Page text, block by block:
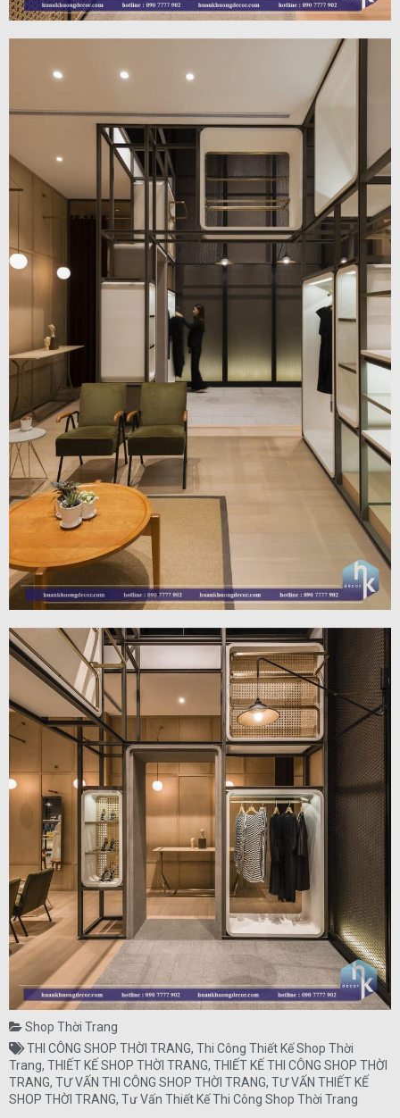
Shop Thời Trang
THI CÔNG SHOP THỜI TRANG, Thi Công Thiết Kế Shop Thời
Trang, THIẾT KẾ SHOP THỜI TRANG, THIẾT KẾ THI CÔNG SHOP THỜI
TRANG, TƯ VẤN THI CÔNG SHOP THỜI TRANG, TƯ VẤN THIẾT KẾ
SHOP THỜI TRANG, Tư Vấn Thiết Kế Thi Công Shop Thời Trang